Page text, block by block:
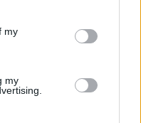
in below Google
my
myamely kemény,